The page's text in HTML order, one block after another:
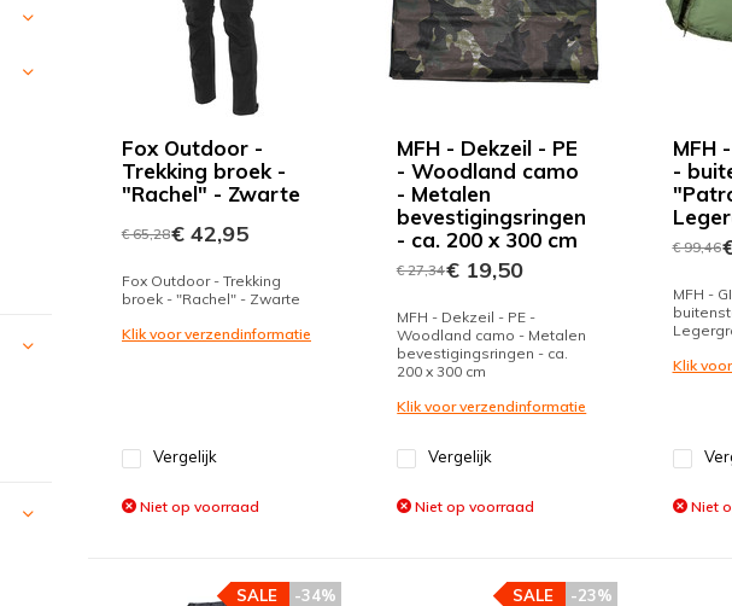
Fox Outdoor -
Trekking broek -
"Rachel" - Zwarte
€ 65,28€ 42,95
Fox Outdoor - Trekking
broek - "Rachel" - Zwarte
Klik voor verzendinformatie
Vergelijk
Niet op voorraad
MFH - Dekzeil - PE
- Woodland camo
- Metalen
bevestigingsringen
- ca. 200 x 300 cm
€ 27,34€ 19,50
MFH - Dekzeil - PE -
Woodland camo - Metalen
bevestigingsringen - ca.
200 x 300 cm
Klik voor verzendinformatie
Vergelijk
Niet op voorraad
MFH
-
€ 99,46
MFH -
Klik
Niet
-34%
SALE -23%
SALE